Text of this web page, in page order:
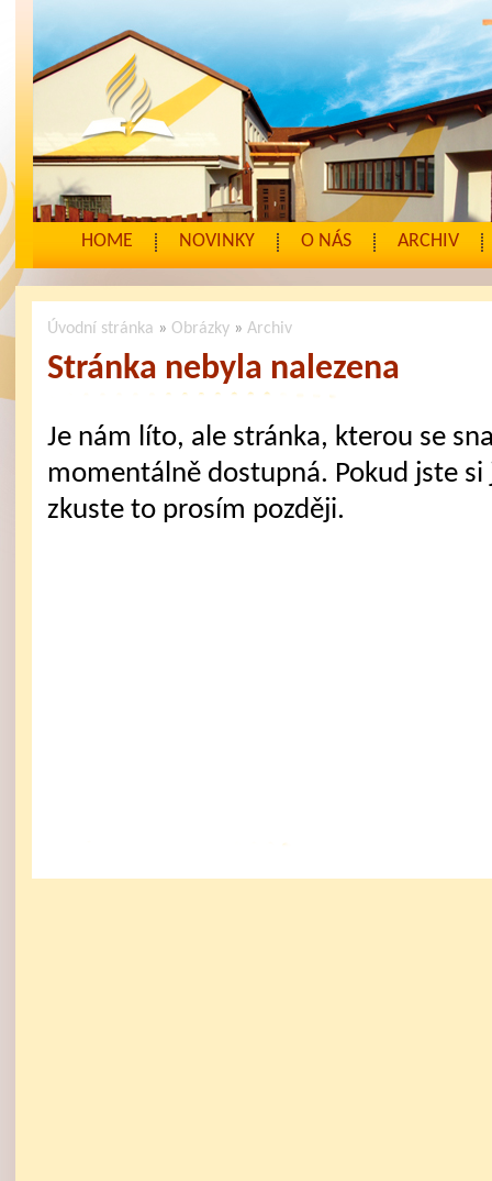
HOME NOVINKY O NÁS ARCHIV
Úvodní stránka » Obrázky »Archiv
Stránka nebyla nalezena
Je nám líto, ale stránka, kterou se
momentálně dostupná. Pokud jste
zkuste to prosím později.